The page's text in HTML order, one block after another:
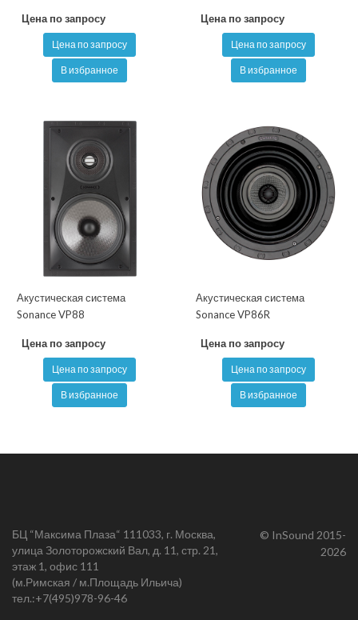
Цена по запросу
Цена по запросу
В избранное
Цена по запросу
Цена по запросу
В избранное
Акустическая система
Sonance VP88
Цена по запросу
Цена по запросу
В избранное
Акустическая система
Sonance VP86R
Цена по запросу
Цена по запросу
В избранное
БЦ “Максима Плаза“ 111033, г. Москва,
улица Золоторожский Вал, д. 11, стр. 21,
этаж 1, офис 111
(м.Римская / м.Площадь Ильича)
тел.:+7(495)978-96-46
© InSound 2015-
2026